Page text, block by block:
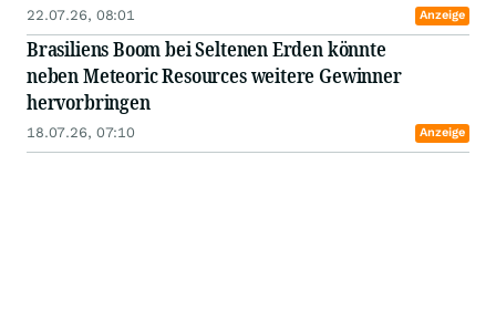
22.07.26, 08:01 Anzeige
Brasiliens Boom bei Seltenen Erden könnte
neben Meteoric Resources weitere Gewinner
hervorbringen
18.07.26, 07:10 Anzeige